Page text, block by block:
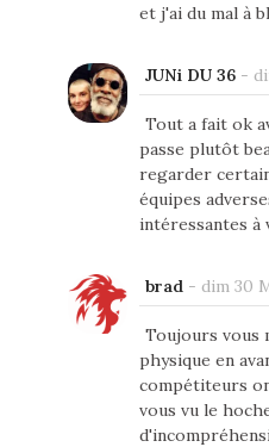
et j'ai du mal à
JUNi DU 36-
Tout a fait ok
passe plutôt
regarder
équipes
intéressantes à
brad - dim 30
Toujours
physique en
compétiteurs
vous vu le